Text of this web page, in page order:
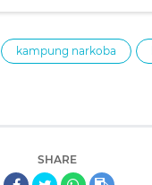
kampung narkoba
SHARE